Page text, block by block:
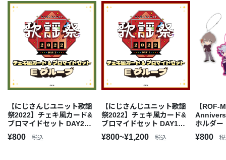
【にじさんじユニット歌謡
祭2022】チェキ風カード&
ブロマイドセット DAY2【E
グループ】
¥800 税込
【にじさんじユニット歌謡
祭2022】チェキ風カード&
ブロマイドセット DAY1【E
グループ】
¥800~¥1,200 税込
【ROF-
ホルダー
¥800